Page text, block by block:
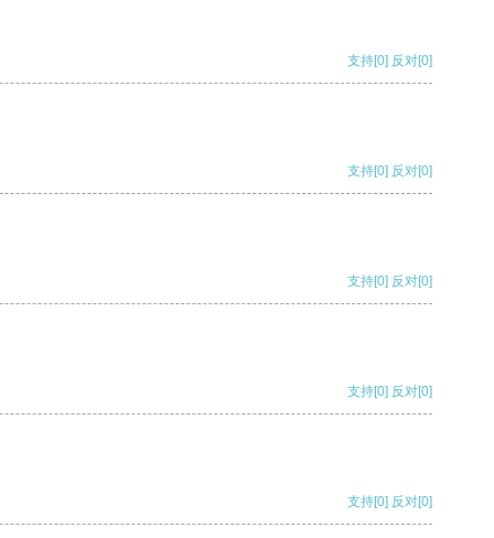
支持[0] 反对[0]
支持[0] 反对[0]
支持[0] 反对[0]
支持[0] 反对[0]
支持[0] 反对[0]